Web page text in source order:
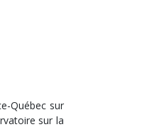
Québec sur
sur la